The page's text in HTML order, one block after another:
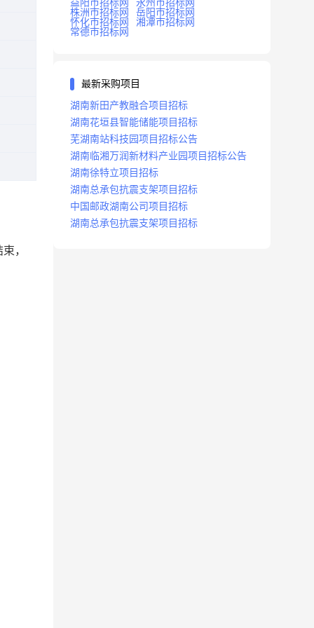
，
益阳市招标网
永州市招标网
株洲市招标网
岳阳市招标网
怀化市招标网
湘潭市招标网
常德市招标网
最新采购项目
湖南新田产教融合项目招标
湖南花垣县智能储能项目招标
芜湖南站科技园项目招标公告
湖南临湘万润新材料产业园项目招标公告
湖南徐特立项目招标
湖南总承包抗震支架项目招标
中国邮政湖南公司项目招标
湖南总承包抗震支架项目招标